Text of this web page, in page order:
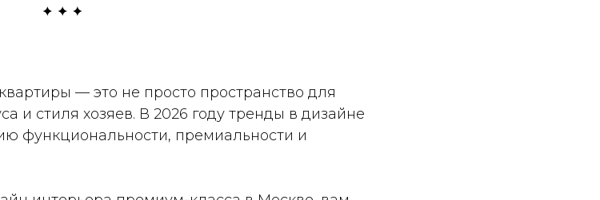
— это не просто пространство для
и стиля хозяев. В 2026 году тренды в дизайне
функциональности, премиальности и